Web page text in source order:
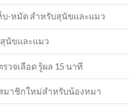
บ-หมัด สำหรับสุนัขและแมว
นัขและแมว
วจเลือด รู้ผล 15 นาที
มาชิกใหม่สำหรับน้องหมา